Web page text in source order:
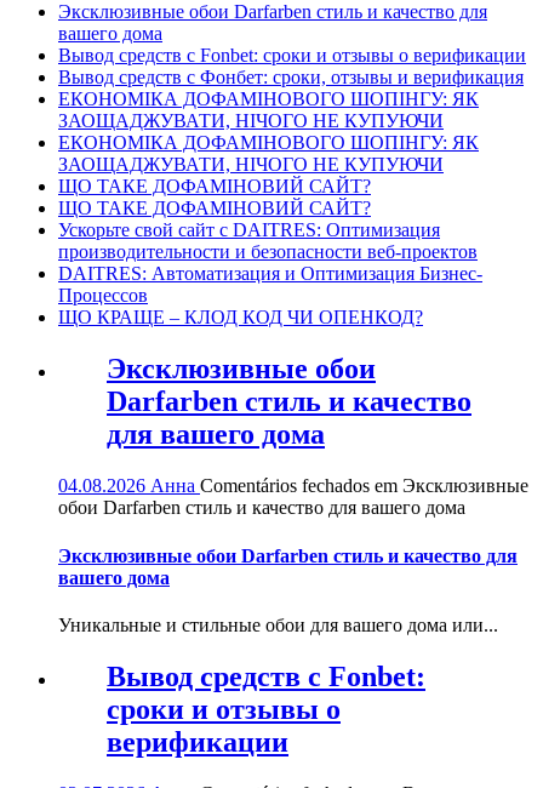
Эксклюзивные обои Darfarben стиль и качество для
вашего дома
Вывод средств с Fonbet: сроки и отзывы о верификации
Вывод средств с Фонбет: сроки, отзывы и верификация
ЕКОНОМІКА ДОФАМІНОВОГО ШОПІНГУ: ЯК
ЗАОЩАДЖУВАТИ, НІЧОГО НЕ КУПУЮЧИ
ЕКОНОМІКА ДОФАМІНОВОГО ШОПІНГУ: ЯК
ЗАОЩАДЖУВАТИ, НІЧОГО НЕ КУПУЮЧИ
ЩО ТАКЕ ДОФАМІНОВИЙ САЙТ?
ЩО ТАКЕ ДОФАМІНОВИЙ САЙТ?
Ускорьте свой сайт с DAITRES: Оптимизация
производительности и безопасности веб-проектов
DAITRES: Автоматизация и Оптимизация Бизнес-
Процессов
ЩО КРАЩЕ – КЛОД КОД ЧИ ОПЕНКОД?
Эксклюзивные обои
Darfarben стиль и качество
для вашего дома
04.08.2026 Анна Comentários fechados em Эксклюзивные
обои Darfarben стиль и качество для вашего дома
Эксклюзивные обои Darfarben стиль и качество для
вашего дома
Уникальные и стильные обои для вашего дома или...
Вывод средств с Fonbet:
сроки и отзывы о
верификации